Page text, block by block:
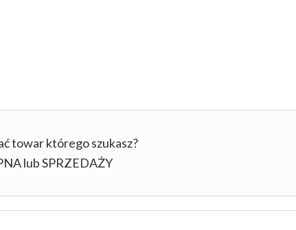
towar którego szukasz?
lub SPRZEDAŻY